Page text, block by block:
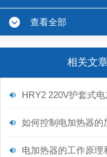
查看全部
相关文
如何控制电加热器的